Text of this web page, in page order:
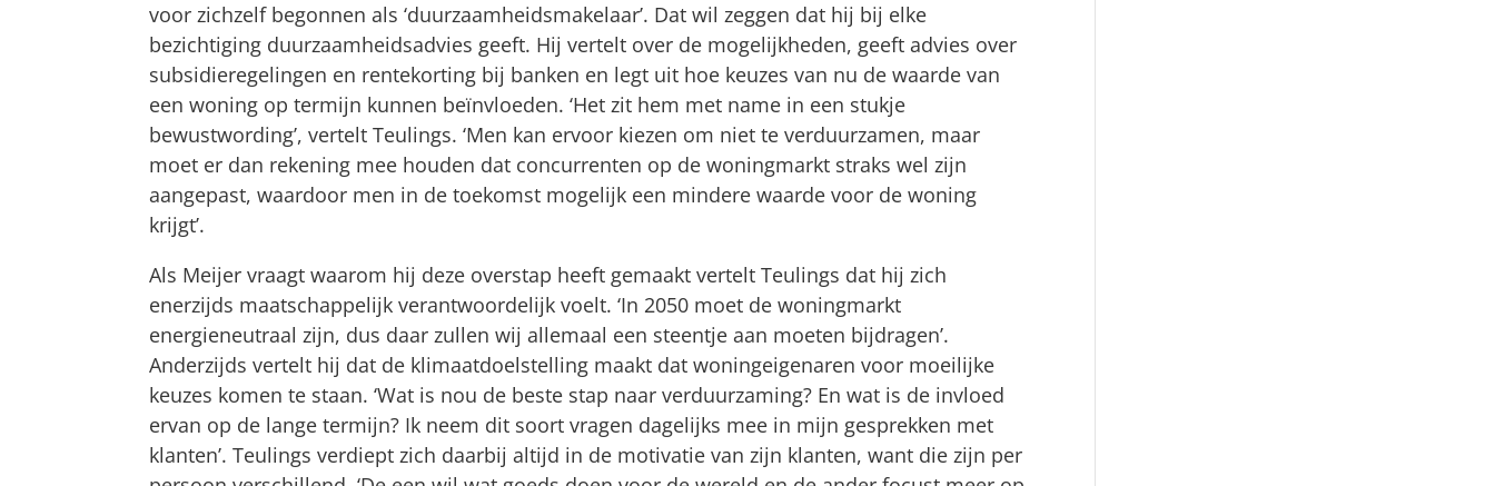
voor zichzelf begonnen als ‘duurzaamheidsmakelaar’. Dat wil zeggen dat hij bij elke
bezichtiging duurzaamheidsadvies geeft. Hij vertelt over de mogelijkheden, geeft advies over
subsidieregelingen en rentekorting bij banken en legt uit hoe keuzes van nu de waarde van
een woning op termijn kunnen beïnvloeden. ‘Het zit hem met name in een stukje
bewustwording’, vertelt Teulings. ‘Men kan ervoor kiezen om niet te verduurzamen, maar
moet er dan rekening mee houden dat concurrenten op de woningmarkt straks wel zijn
aangepast, waardoor men in de toekomst mogelijk een mindere waarde voor de woning
krijgt’.
Als Meijer vraagt waarom hij deze overstap heeft gemaakt vertelt Teulings dat hij zich
enerzijds maatschappelijk verantwoordelijk voelt. ‘In 2050 moet de woningmarkt
energieneutraal zijn, dus daar zullen wij allemaal een steentje aan moeten bijdragen’.
Anderzijds vertelt hij dat de klimaatdoelstelling maakt dat woningeigenaren voor moeilijke
keuzes komen te staan. ‘Wat is nou de beste stap naar verduurzaming? En wat is de invloed
ervan op de lange termijn? Ik neem dit soort vragen dagelijks mee in mijn gesprekken met
klanten’. Teulings verdiept zich daarbij altijd in de motivatie van zijn klanten, want die zijn per